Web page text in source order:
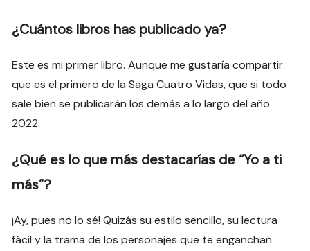
¿Cuántos libros has publicado ya?
Este es mi primer libro. Aunque me gustaría compartir
que es el primero de la Saga Cuatro Vidas, que si todo
sale bien se publicarán los demás a lo largo del año
2022.
¿Qué es lo que más destacarías de “Yo a ti
más”?
¡Ay, pues no lo sé! Quizás su estilo sencillo, su lectura
fácil y la trama de los personajes que te enganchan